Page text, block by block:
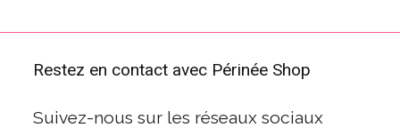
Restez en contact avec Périnée Shop
Suivez-nous sur les réseaux sociaux